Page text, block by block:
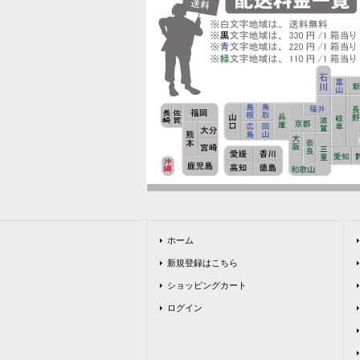
ホーム
新規登録はこちら
ショッピングカート
ログイン